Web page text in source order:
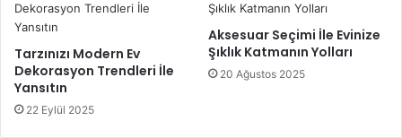
mutfak alanında ferah bir atmosfer oluşur.
Teknoloji ve Yenilikçi Mutfak
Ekipmanları
Tarzınızı Modern Ev
Dekorasyon Trendleri İle
Yansıtın
22 Eylül 2025
Aksesuar Seçimi İle Evinize
Şıklık Katmanın Yolları
20 Ağustos 2025